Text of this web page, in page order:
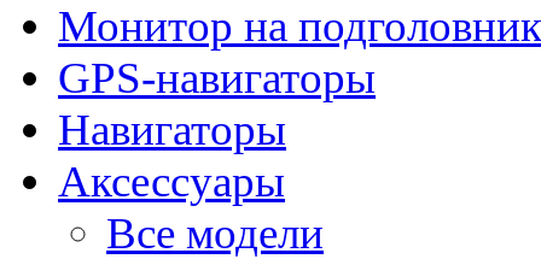
Монитор на подголовник
GPS-навигаторы
Навигаторы
Аксессуары
Все модели